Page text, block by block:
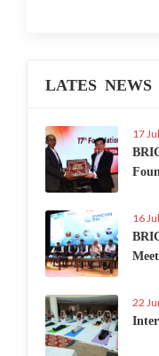
LATES NEWS
17
16
22